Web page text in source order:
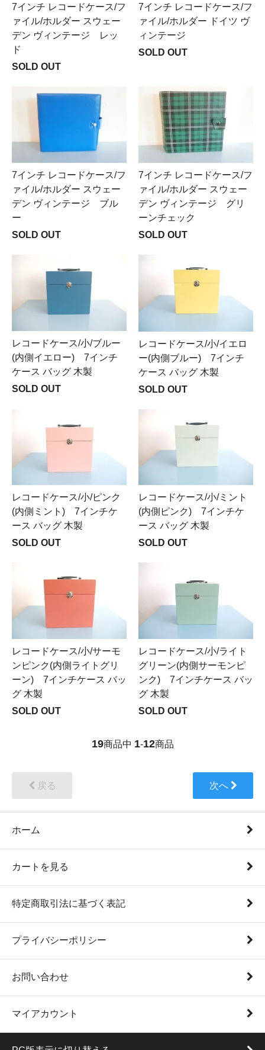
7インチ レコードケース/フ
ァイル/ホルダー スウェー
デン ヴィンテージ レッ
ド
SOLD OUT
7インチ レコードケース/フ
ァイル/ホルダー ドイツ ヴ
ィンテージ
SOLD OUT
7インチ レコードケース/フ
ァイル/ホルダー スウェー
デン ヴィンテージ ブル
ー
SOLD OUT
7インチ レコードケース/フ
ァイル/ホルダー スウェー
デン ヴィンテージ グリ
ーンチェック
SOLD OUT
レコードケース/小/ブルー
(内側イエロー) 7インチ
ケース バッグ 木製
SOLD OUT
レコードケース/小/イエロ
ー(内側ブルー) 7インチ
ケース バッグ 木製
SOLD OUT
レコードケース/小/ピンク
(内側ミント) 7インチケ
ース バッグ 木製
SOLD OUT
レコードケース/小/ミント
(内側ピンク) 7インチケ
ース バッグ 木製
SOLD OUT
レコードケース/小/サーモ
ンピンク(内側ライトグリ
ーン) 7インチケース バッ
グ 木製
SOLD OUT
レコードケース/小/ライト
グリーン(内側サーモンピ
ンク) 7インチケース バッ
グ 木製
SOLD OUT
19商品中 1-12商品
戻る 次へ
ホーム
カートを見る
特定商取引法に基づく表記
プライバシーポリシー
お問い合わせ
マイアカウント